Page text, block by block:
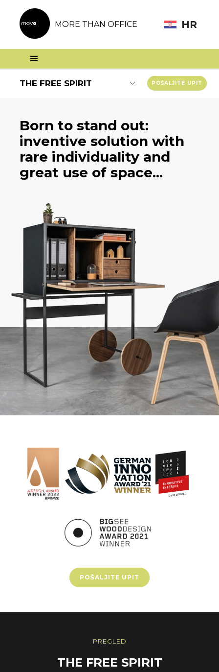
MORE THAN OFFICE HR
THE FREE SPIRIT POŠALJITE UPIT
Born to stand out:
inventive solution with
rare individuality and
great use of space...
POŠALJITE UPIT
PREGLED
THE FREE SPIRIT